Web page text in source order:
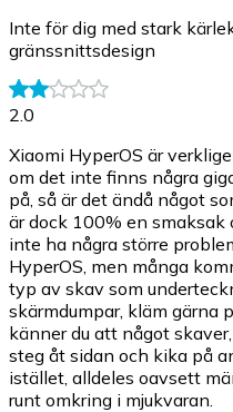
Inte för dig med stark
gränssnittsdesign
2.0
Xiaomi HyperOS är
om det inte finns några
på, så är det ändå något
är dock 100% en smaksak
inte ha några större
HyperOS, men många
typ av skav som
skärmdumpar, kläm gärna
känner du att något
steg åt sidan och kika på
istället, alldeles oavsett
runt omkring i mjukvaran.